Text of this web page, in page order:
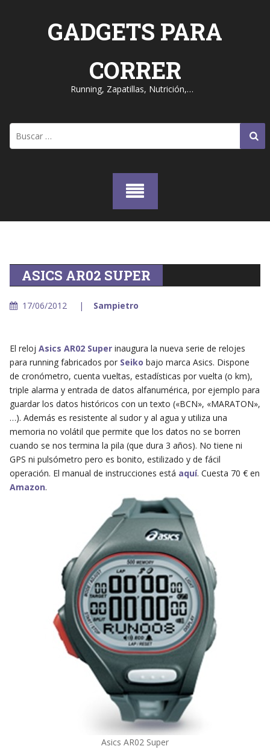
GADGETS PARA
CORRER
Running, Zapatillas, Nutrición,…
ASICS AR02 SUPER
17/06/2012 Sampietro
El reloj Asics AR02 Superinaugura la nueva serie de relojes
para running fabricados por Seiko bajo marca Asics. Dispone
de cronómetro, cuenta vueltas, estadísticas por vuelta (o km),
triple alarma y entrada de datos alfanumérica, por ejemplo para
guardar los datos históricos con un texto («BCN», «MARATON»,
…). Además es resistente al sudor y al agua y utiliza una
memoria no volátil que permite que los datos no se borren
cuando se nos termina la pila (que dura 3 años). No tiene ni
GPS ni pulsómetro pero es bonito, estilizado y de fácil
operación. El manual de instrucciones está aquí. Cuesta 70 € en
Amazon.
Asics AR02 Super